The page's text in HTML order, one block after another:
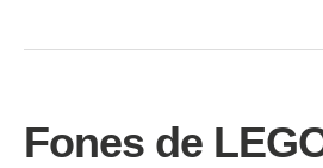
Fones de